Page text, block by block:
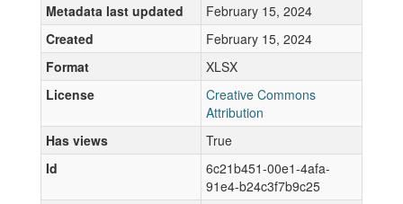
Metadata last updated
February 15, 2024
Created
February 15, 2024
Format
XLSX
License
Creative Commons
Attribution
Has views
True
Id
6c21b451-00e1-4afa-
91e4-b24c3f7b9c25